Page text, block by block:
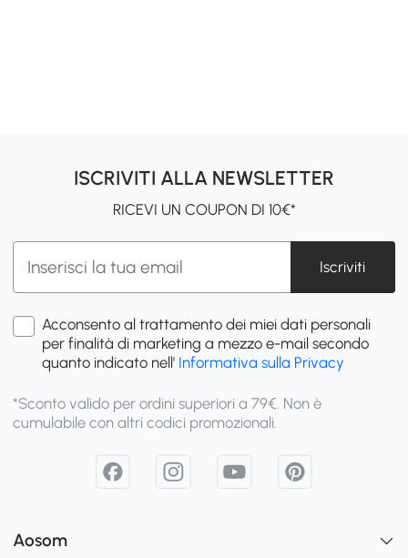
ISCRIVITI ALLA NEWSLETTER
RICEVI UN COUPON DI 10€*
Iscriviti
Acconsento al trattamento dei miei dati personali
per finalità di marketing a mezzo e-mail secondo
quanto indicato nell' Informativa sulla Privacy
*Sconto valido per ordini superiori a 79€. Non è
cumulabile con altri codici promozionali.
Aosom